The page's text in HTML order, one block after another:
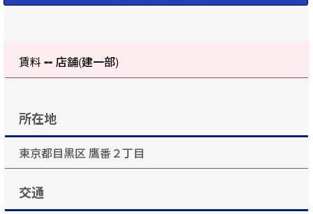
賃料 -- 店舗(建一部)
所在地
東京都目黒区 鷹番２丁目
交通